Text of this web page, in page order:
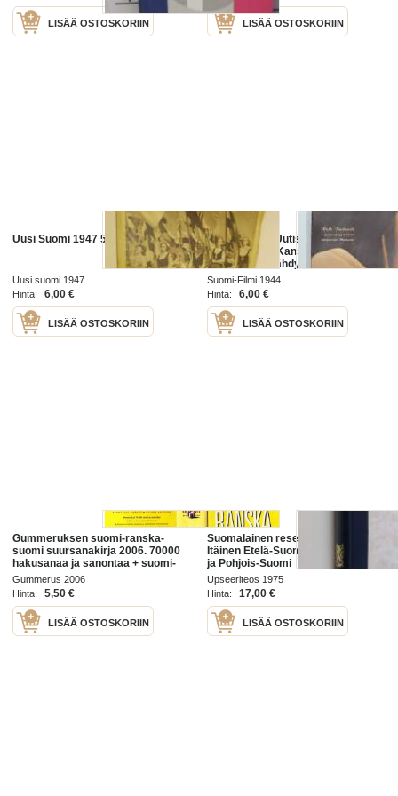
LISÄÄ OSTOSKORIIN LISÄÄ OSTOSKORIIN
Uusi Suomi 1947 5/7 - Suurkisaliite
Uusi suomi 1947
Hinta:
6,00 €
LISÄÄ OSTOSKORIIN
Suomi Filmin Uutisaitta 1944 nr 3
(Suomi-Filmi) Kansikuva Ruth
Buchardt, Välähdyksiä elokuvan
historiasta - Fritz Lang,
Haastattelusarjassa Eine Laine,
Suomi-Filmi 1944
Hinta:
6,00 €
LISÄÄ OSTOSKORIIN
Gummeruksen suomi-ranska-
suomi suursanakirja 2006. 70000
hakusanaa ja sanontaa + suomi-
ranska -opas
Gummerus 2006
Hinta:
5,50 €
LISÄÄ OSTOSKORIIN
Suomalainen reservin upseeri 3-4 :
Itäinen Etelä-Suomi, Keski-Suomi
ja Pohjois-Suomi
Upseeriteos 1975
Hinta:
17,00 €
LISÄÄ OSTOSKORIIN